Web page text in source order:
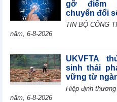
Israel (VIFTA) tiếp tục
phát huy hiệu quả, tạo
động lực thúc đẩy
thương mại song
phương.
gỡ điểm
chuyển đổi
TIN BỘ CÔNG
năm, 6-8-2026
UKVFTA
sinh thái
vững từ
Hiệp định
năm, 6-8-2026